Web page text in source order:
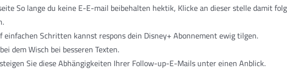
So lange du keine E-E-mail beibehalten hektik, Klicke an dieser stelle damit
Schritten kannst respons dein Disney+ Abonnement ewig tilgen.
dem Wisch bei besseren Texten.
Sie diese Abhängigkeiten Ihrer Follow-up-E-Mails unter einen Anblick.